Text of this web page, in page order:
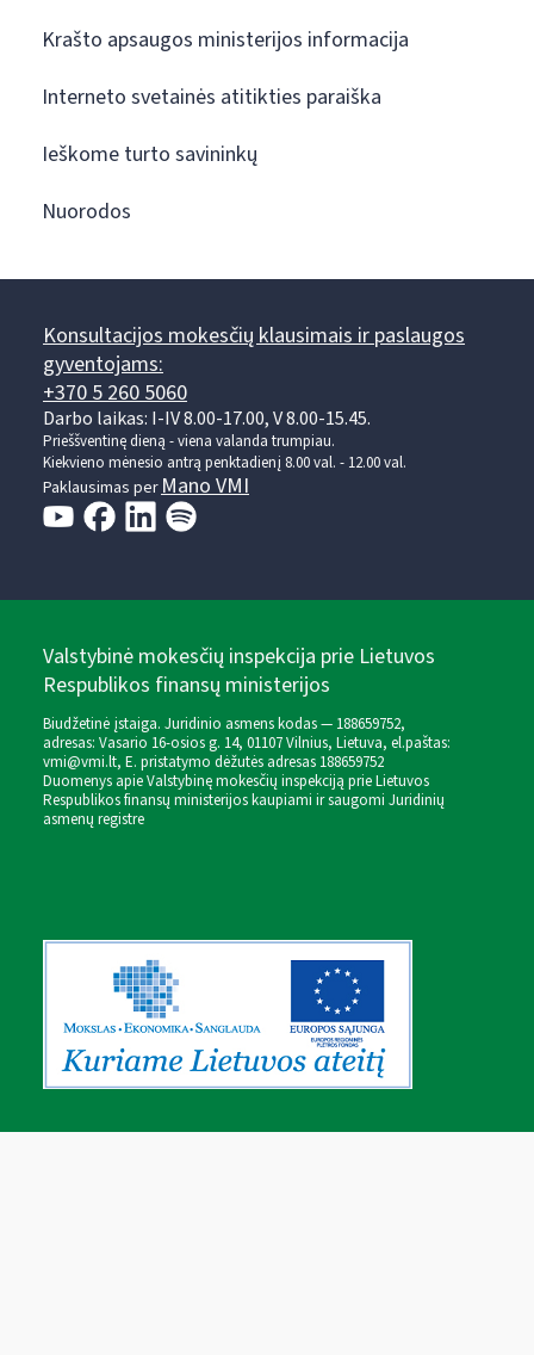
Krašto apsaugos ministerijos informacija
Interneto svetainės atitikties paraiška
Ieškome turto savininkų
Nuorodos
Konsultacijos mokesčių klausimais ir paslaugos
gyventojams:
+370 5 260 5060
Darbo laikas: I-IV 8.00-17.00, V 8.00-15.45.
Prieššventinę dieną - viena valanda trumpiau.
Kiekvieno mėnesio antrą penktadienį 8.00 val. - 12.00 val.
Paklausimas per Mano VMI
Valstybinė mokesčių inspekcija prie Lietuvos
Respublikos finansų ministerijos
Biudžetinė įstaiga. Juridinio asmens kodas — 188659752,
adresas: Vasario 16-osios g. 14, 01107 Vilnius, Lietuva, el.paštas:
vmi@vmi.lt, E. pristatymo dėžutės adresas 188659752
Duomenys apie Valstybinę mokesčių inspekciją prie Lietuvos
Respublikos finansų ministerijos kaupiami ir saugomi Juridinių
asmenų registre